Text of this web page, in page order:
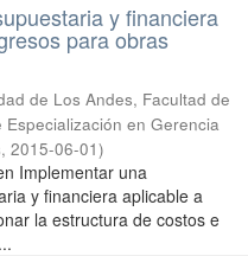
y financiera
para obras
de Los Andes, Facultad de
en Gerencia
, 2015-06-01)
Implementar una
y financiera aplicable a
la estructura de costos e